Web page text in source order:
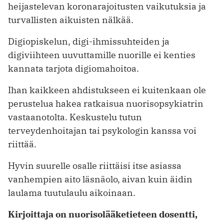
heijastelevan koronarajoitusten vaikutuksia ja
turvallisten aikuisten nälkää.
Digiopiskelun, digi-ihmissuhteiden ja
digiviihteen uuvuttamille nuorille ei kenties
kannata tarjota digiomahoitoa.
Ihan kaikkeen ahdistukseen ei kuitenkaan ole
perustelua hakea ratkaisua nuorisopsykiatrin
vastaanotolta. Keskustelu tutun
terveydenhoitajan tai psykologin kanssa voi
riittää.
Hyvin suurelle osalle riittäisi itse asiassa
vanhempien aito läsnäolo, aivan kuin äidin
laulama tuutulaulu aikoinaan.
Kirjoittaja on nuorisolääketieteen dosentti,